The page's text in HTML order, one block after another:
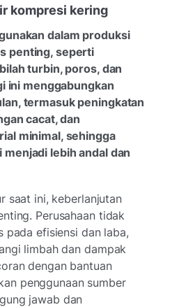
kompresi kering
dalam produksi
penting, seperti
turbin, poros, dan
ini menggabungkan
termasuk peningkatan
cacat, dan
minimal, sehingga
lebih andal dan
saat ini, keberlanjutan
Perusahaan tidak
pada efisiensi dan laba,
limbah dan dampak
dengan bantuan
penggunaan sumber
jawab dan